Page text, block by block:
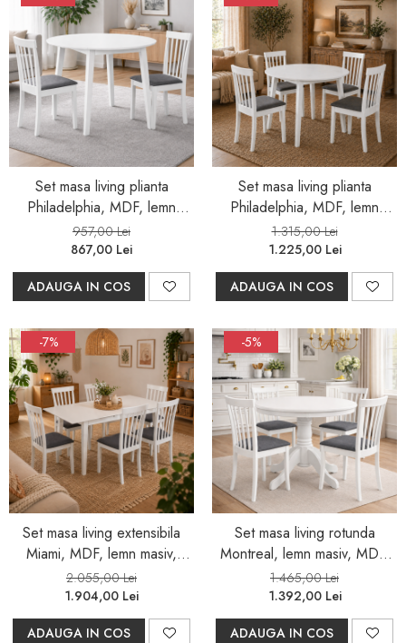
Set masa living plianta
Philadelphia, MDF, lemn
masiv, rotunda, 55/90 x 90 x
74,8 cm si 2 scaune Houston,
stofa,100 kg, 94x49x40 cm,
alb/gri
957,00 Lei
867,00 Lei
ADAUGA IN COS
Set masa living plianta
Philadelphia, MDF, lemn
masiv, rotunda, 55/90 x 90 x
74,8 cm si 4 scaune Houston,
stofa,100 kg, 94x49x40 cm,
alb/gri
1.315,00 Lei
1.225,00 Lei
ADAUGA IN COS
-7%
Set masa living extensibila
Miami, MDF, lemn masiv,
120/150 x 80 x 73.8 cm si 6
scaune Houston, stofa,100
kg, 94x49x40 cm, alb/gri
2.055,00 Lei
1.904,00 Lei
ADAUGA IN COS
-5%
Set masa living rotunda
Montreal, lemn masiv, MDF,
90x73.8 cm si 4 scaune
Houston, stofa,100 kg,
94x49x40 cm, alb/gri
1.465,00 Lei
1.392,00 Lei
ADAUGA IN COS